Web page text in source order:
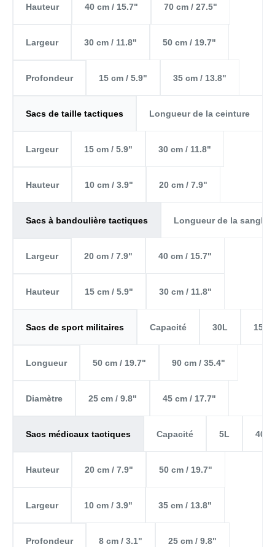
Hauteur 40 cm / 15.7" 70 cm / 27.5"
Largeur 30 cm / 11.8" 50 cm / 19.7"
Profondeur 15 cm / 5.9" 35 cm / 13.8"
Sacs de taille tactiques Longueur de la ceinture
Largeur 15 cm / 5.9" 30 cm / 11.8"
Hauteur 10 cm / 3.9" 20 cm / 7.9"
Sacs à bandoulière tactiques Longueur de la sangle
Largeur 20 cm / 7.9" 40 cm / 15.7"
Hauteur 15 cm / 5.9" 30 cm / 11.8"
Sacs de sport militaires Capacité 30L 150L
Longueur 50 cm / 19.7" 90 cm / 35.4"
Diamètre 25 cm / 9.8" 45 cm / 17.7"
Sacs médicaux tactiques Capacité 5L 40L
Hauteur 20 cm / 7.9" 50 cm / 19.7"
Largeur 10 cm / 3.9" 35 cm / 13.8"
Profondeur 8 cm / 3.1" 25 cm / 9.8"